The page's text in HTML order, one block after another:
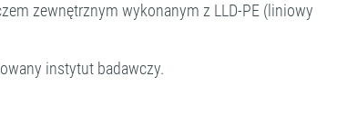
zewnętrznym wykonanym z LLD-PE (liniowy
instytut badawczy.